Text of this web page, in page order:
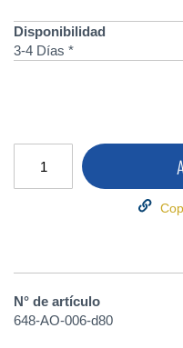
Disponibilidad
3-4 Días *
N° de artículo
648-AO-006-d80